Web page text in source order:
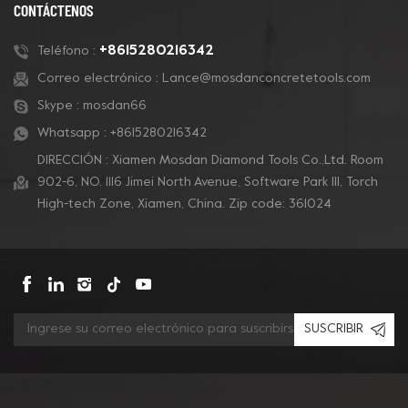
máquinas Lavina y
monofásicas y cortan
revestimientos muy
profundos con un
rendimiento de trabajo
superficial.
rendimiento de trabajo
superficial.
CONTÁCTENOS
Teléfono : +8615280216342
Correo electrónico : Lance@mosdanconcretetools.com
Skype : mosdan66
Whatsapp : +8615280216342
DIRECCIÓN : Xiamen Mosdan Diamond Tools Co.,Ltd. Room
902-6, NO. 1116 Jimei North Avenue, Software Park Ill, Torch
High-tech Zone, Xiamen, China. Zip code: 361024
SUSCRIBIR